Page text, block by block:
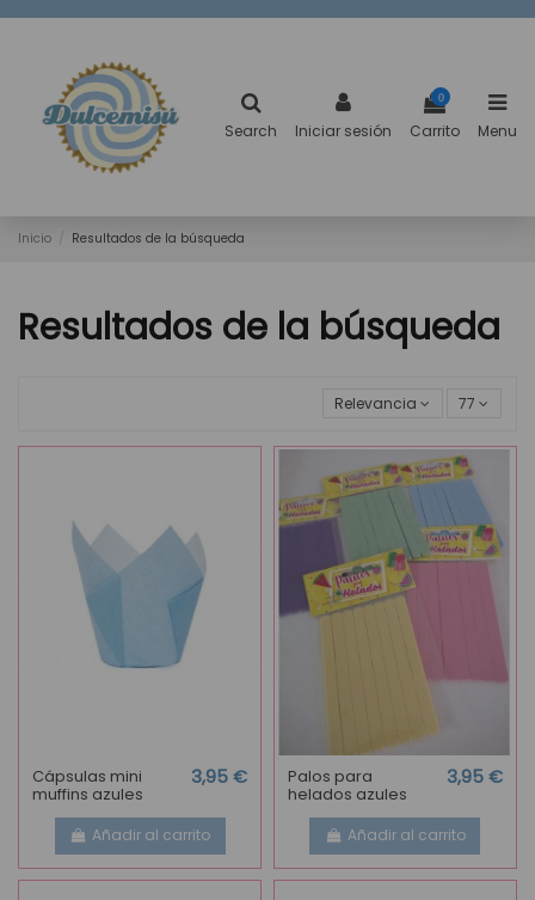
Search Iniciar sesión
0
Carrito Menu
Inicio Resultados de la búsqueda
Resultados de la búsqueda
Relevancia 77
Cápsulas mini
muffins azules
3,95 €
Añadir al carrito
Palos para
helados azules
3,95 €
Añadir al carrito